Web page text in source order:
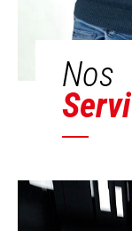
Nos